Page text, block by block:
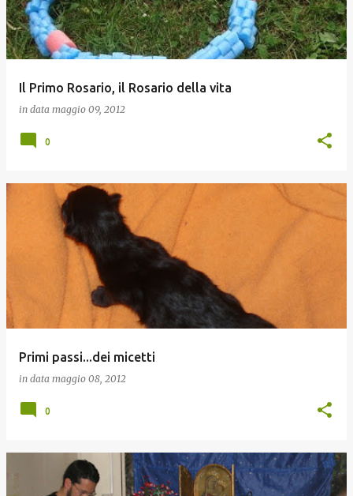
Il Primo Rosario, il Rosario della vita
in data maggio 09, 2012
0
Primi passi...dei micetti
in data maggio 08, 2012
0